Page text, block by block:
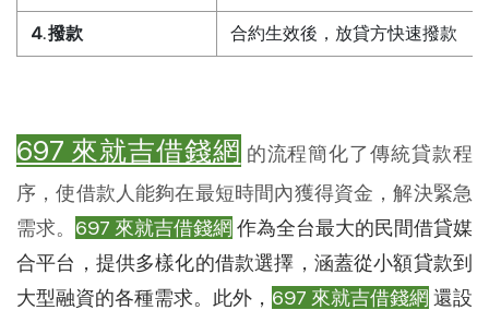
4. 撥款 合約生效後，放貸方快速撥款
697 來就吉借錢網 的流程簡化了傳統貸款程
序，使借款人能夠在最短時間內獲得資金，解決緊急
需求。 697 來就吉借錢網 作為全台最大的民間借貸媒
合平台，提供多樣化的借款選擇，涵蓋從小額貸款到
大型融資的各種需求。此外， 697 來就吉借錢網 還設